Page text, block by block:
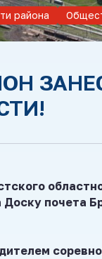
района
Доску почета